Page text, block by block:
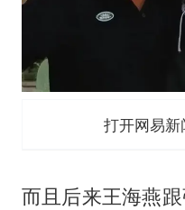
打开网易
而且后来王海燕